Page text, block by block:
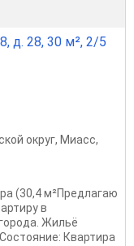
д. 28, 30 м², 2/5
округ, Миасс,
(30,4 м²Предлагаю
в
Жильё
Квартира